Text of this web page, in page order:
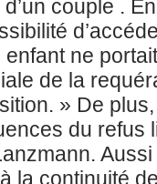
couple .
ne
de la
» De
du refus
la continuité